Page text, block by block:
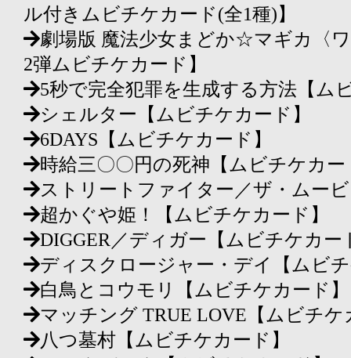
ル付きムビチケカード(全1種)】
劇場版 魔法少女まどか☆マギカ〈
2弾ムビチケカード】
5秒で完全犯罪を生成する方法【ム
シェルター【ムビチケカード】
6DAYS【ムビチケカード】
時給三〇〇円の死神【ムビチケカー
ストリートファイター／ザ・ムー
超かぐや姫！【ムビチケカード】
DIGGER／ディガー【ムビチケカー
ディスクロージャー・デイ【ムビ
白鳥とコウモリ【ムビチケカード】
マッチング TRUE LOVE【ムビチケ
八つ墓村【ムビチケカード】